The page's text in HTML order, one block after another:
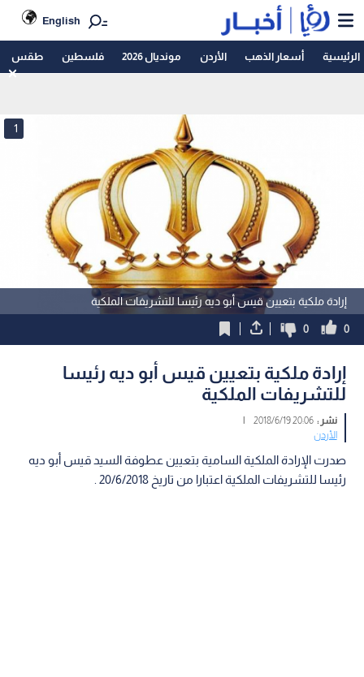
English
الرئيسية أسعار الذهب الأردن مونديال 2026 فلسطين طقس
إرادة ملكية بتعيين قيس أبو ديه رئيسا للتشريفات الملكية
1
0
0
إرادة ملكية بتعيين قيس أبو ديه رئيسا
للتشريفات الملكية
نشر :20:06 2018/6/19
|
الأردن
صدرت الإرادة الملكية السامية بتعيين عطوفة السيد قيس أبو ديه
رئيسا للتشريفات الملكية اعتبارا من تاريخ 20/6/2018 .